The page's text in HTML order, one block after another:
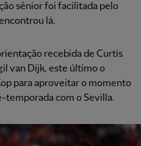
sênior foi facilitada pelo
lá.
recebida de Curtis
van Dijk, este último o
para aproveitar o momento
temporada com o Sevilla.